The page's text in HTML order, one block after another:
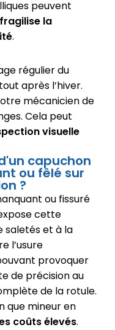
peuvent
fragilise la
.
régulier du
après l’hiver.
mécanicien de
Cela peut
visuelle
capuchon
ou fêlé sur
?
ou fissuré
cette
saletés et à la
l’usure
provoquer
de précision au
de la rotule.
que mineur en
coûts élevés.